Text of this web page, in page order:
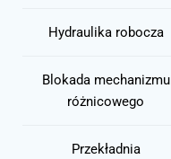
Hydraulika robocza
Blokada mechanizmu
różnicowego
Przekładnia